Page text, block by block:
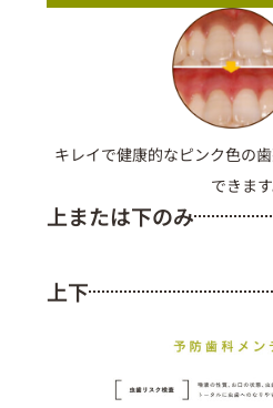
キレイで健康的なピンク色の
できます
上または下のみ
上下